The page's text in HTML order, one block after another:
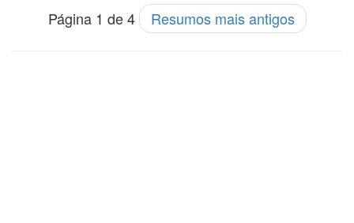
Página 1 de 4 Resumos mais antigos